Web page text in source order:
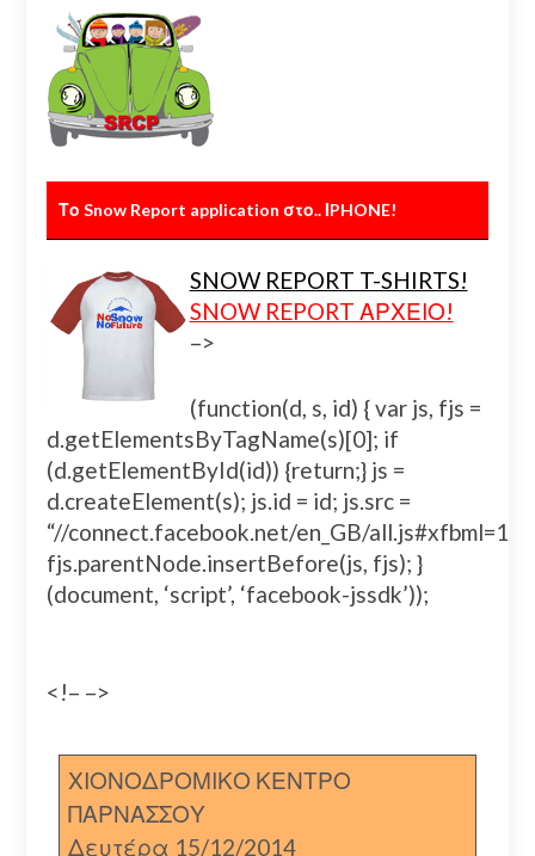
Το Snow Report application στο.. ΙPHONE!
SNOW REPORT T-SHIRTS!
SNOW REPORT ΑΡΧΕΙΟ!
–>
(function(d, s, id) { var js, fjs =
d.getElementsByTagName(s)[0]; if
(d.getElementById(id)) {return;} js =
d.createElement(s); js.id = id; js.src =
“//connect.facebook.net/en_GB/
fjs.parentNode.insertBefore(js, fjs); }
(document, ‘script’, ‘facebook-jssdk’));
<!– –>
ΧΙΟΝΟΔΡΟΜΙΚΟ ΚΕΝΤΡΟ
ΠΑΡΝΑΣΣΟΥ
Δευτέρα 15/12/2014